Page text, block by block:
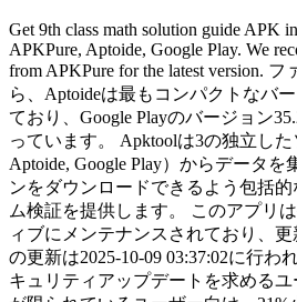
Get 9th class math solution guide APK
APKPure, Aptoide, Google Play. We
from APKPure for the latest version.
ら、Aptoideは最もコンパクトなバ
ており、Google Playのバージョン
っています。 Apktoolは3の独立した
Aptoide, Google Play）からデータ
ンをダウンロードできるよう包括
ム検証を提供します。 このアプリ
ィブにメンテナンスされており、
の更新は2025-10-09 03:37:02に行わ
キュリティアップデートを求める